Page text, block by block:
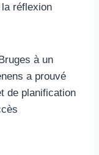
réflexion
à un
a prouvé
de planification